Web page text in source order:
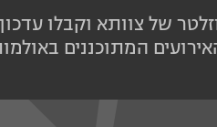
של צוותא וקבלו
המתוכננים